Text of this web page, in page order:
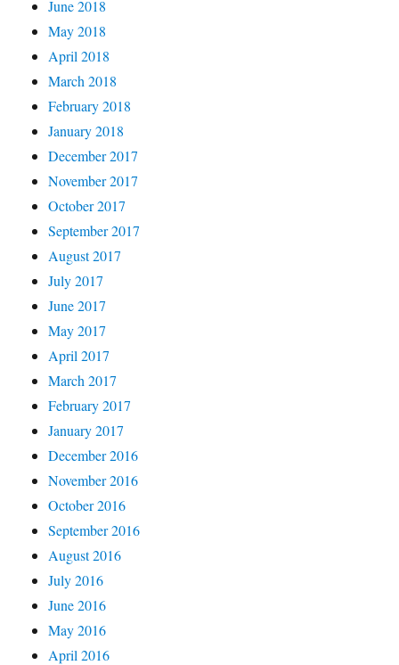
June 2018
May 2018
April 2018
March 2018
February 2018
January 2018
December 2017
November 2017
October 2017
September 2017
August 2017
July 2017
June 2017
May 2017
April 2017
March 2017
February 2017
January 2017
December 2016
November 2016
October 2016
September 2016
August 2016
July 2016
June 2016
May 2016
April 2016